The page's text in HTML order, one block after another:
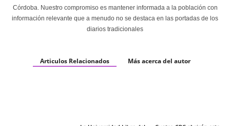
Córdoba. Nuestro compromiso es mantener informada a la población con
información relevante que a menudo no se destaca en las portadas de los
diarios tradicionales
Articulos Relacionados Más acerca del autor